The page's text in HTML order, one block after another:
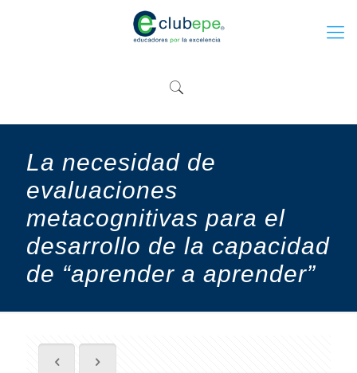
La necesidad de
evaluaciones
metacognitivas para el
desarrollo de la capacidad
de “aprender a aprender”